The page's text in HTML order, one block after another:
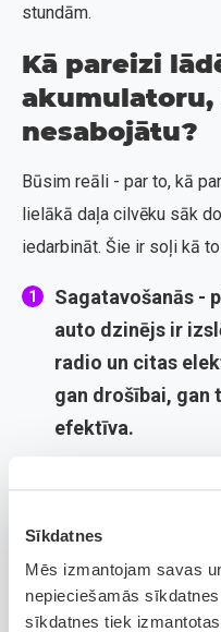
Sīkdatnes
Mēs izmantojam savas
nepieciešamās
sīkdatnes tiek
stundām.
Kā pareizi
akumulatoru,
nesabojātu?
Būsim reāli - par to, kā
lielākā daļa cilvēku sāk
iedarbināt. Šie ir soļi kā
Sagatavošanās -
auto dzinējs ir
radio un citas
gan drošībai, gan
efektīva.
mitrā vietā.
garāžā vai citā
un dažādos video